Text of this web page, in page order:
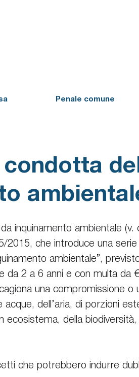
Penale comune
inquinamento ambientale (v.
2015, che introduce una serie
ambientale”,
da 2 a 6 anni e con multa da
una compromissione o
dell’aria, di porzioni
ecosistema, della biodiversità,
che potrebbero indurre